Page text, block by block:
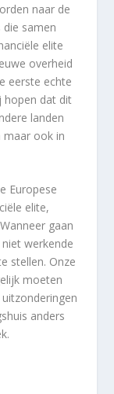
naar de
samen
elite
overheid
eerste echte
hopen dat dit
landen
maar ook in
Europese
elite,
gaan
werkende
stellen. Onze
moeten
anders